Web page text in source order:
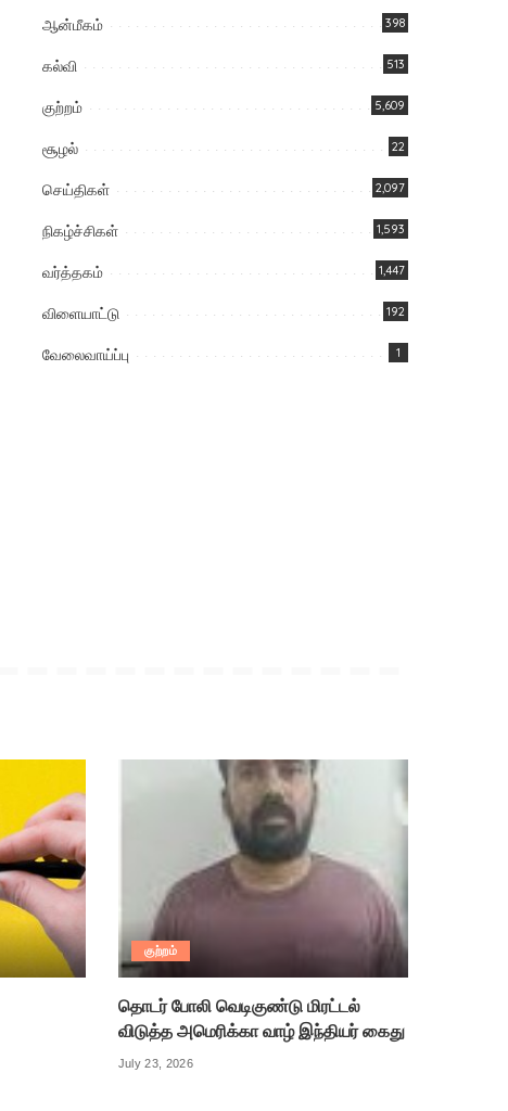
ஆன்மீகம் 398
கல்வி 513
குற்றம் 5,609
சூழல் 22
செய்திகள் 2,097
நிகழ்ச்சிகள் 1,593
வர்த்தகம் 1,447
விளையாட்டு 192
வேலைவாய்ப்பு 1
குற்றம்
தொடர் போலி வெடிகுண்டு மிரட்டல்
விடுத்த அமெரிக்கா வாழ் இந்தியர் கைது
July 23, 2026